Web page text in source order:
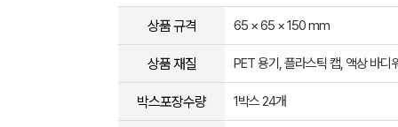
상품 규격 65 × 65 × 150 mm
상품 재질 PET 용기, 플라스틱 캡, 액상 바디
박스포장수량 1박스 24개